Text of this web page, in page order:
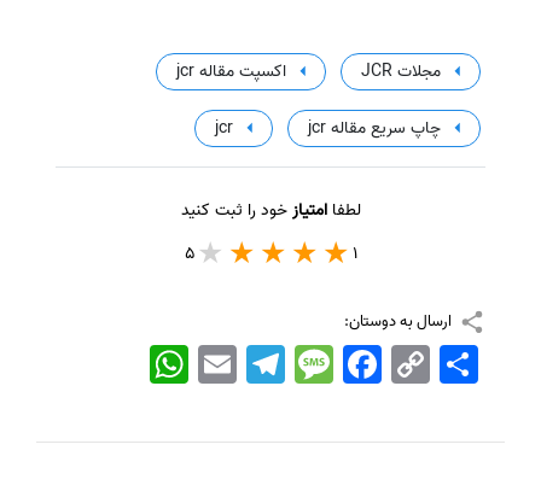
مجلات JCR اکسپت مقاله jcr
چاپ سریع مقاله jcr
لطفاامتیاز خود را ثبت کنید
1
5
ارسال به دوستان:
WhatsApp EmailTelegramMessageFacebook Copy
Link
اشتراک